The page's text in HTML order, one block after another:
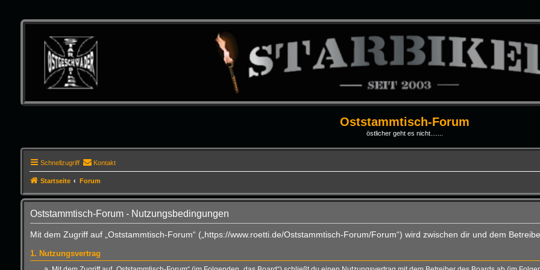
Oststammtisch-Forum
östlicher geht es nicht.......
Schnellzugriff Kontakt
Startseite Forum
Oststammtisch-Forum - Nutzungsbedingungen
Mit dem Zugriff auf „Oststammtisch-Forum“ („https://www.roetti.de/Oststammtisch-Forum/Forum“) wird zwischen dir und dem
1. Nutzungsvertrag